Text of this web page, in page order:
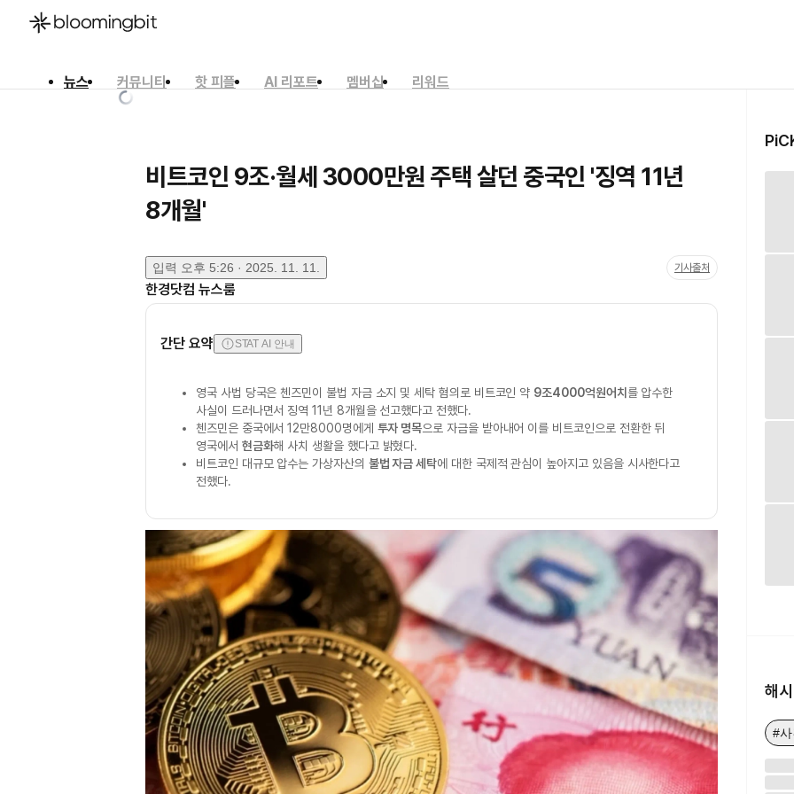
뉴스 커뮤니티 핫 피플 AI 리포트 멤버십
리워드
비트코인 9조·월세 3000만원 주택 살던 중국인 '징역 11년
8개월'
입력 오후 5:26 · 2025. 11. 11. 기사출처
한경닷컴 뉴스룸
간단 요약 STAT AI 안내
영국 사법 당국은 첸즈민이 불법 자금 소지 및 세탁 혐의로 비트코인 약 9조4000억원어치 를 압수한
사실이 드러나면서 징역 11년 8개월을 선고했다고 전했다.
첸즈민은 중국에서 12만8000명에게 투자 명목으로 자금을 받아내어 이를 비트코인으로 전환한 뒤
영국에서 현금화해 사치 생활을 했다고 밝혔다.
비트코인 대규모 압수는 가상자산의 불법 자금 세탁에 대한 국제적 관심이 높아지고 있음을 시사한다고
전했다.
해
#사